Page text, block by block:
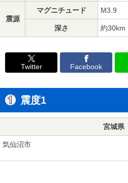
震源
マグニチュード M3.9
深さ 約30km
Twitter Facebook
震度1
宮城県
気仙沼市